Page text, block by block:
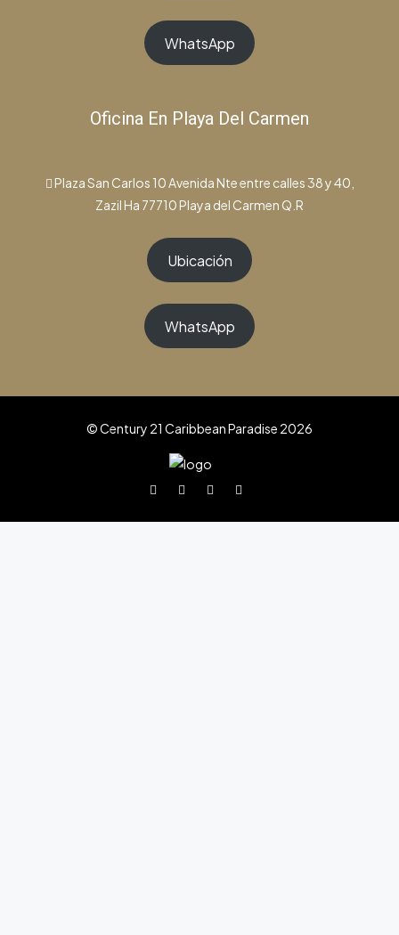
WhatsApp
Oficina En Playa Del Carmen
Plaza San Carlos 10 Avenida Nte entre calles 38 y 40,
Zazil Ha 77710 Playa del Carmen Q.R
Ubicación
WhatsApp
© Century 21 Caribbean Paradise 2026